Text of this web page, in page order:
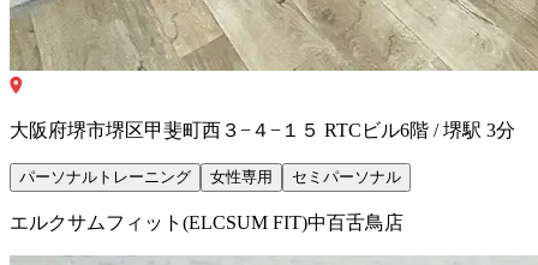
大阪府堺市堺区甲斐町西３−４−１５ RTCビル6階 / 堺駅 3分
パーソナルトレーニング 女性専用 セミパーソナル
エルクサムフィット(ELCSUM FIT)中百舌鳥店